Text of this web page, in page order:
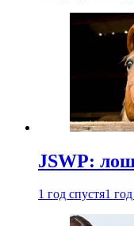
JSWP:
1 год спустя1